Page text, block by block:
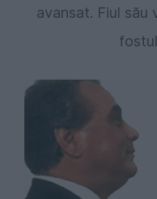
avansat. Fiul său